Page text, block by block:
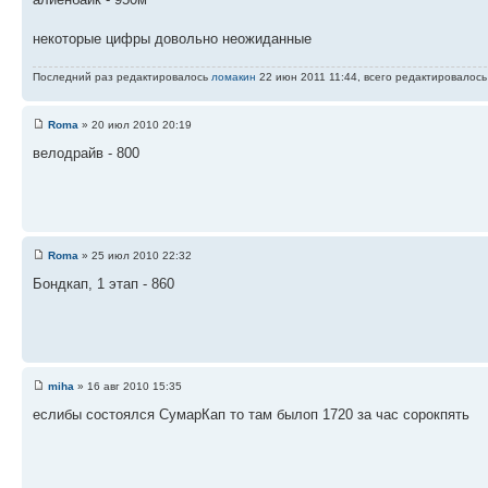
некоторые цифры довольно неожиданные
Последний раз редактировалось ломакин 22 июн 2011 11:44, всего редактировалось
Roma » 20 июл 2010 20:19
велодрайв - 800
Roma » 25 июл 2010 22:32
Бондкап, 1 этап - 860
miha » 16 авг 2010 15:35
еслибы состоялся СумарКап то там былоп 1720 за час сорокпять